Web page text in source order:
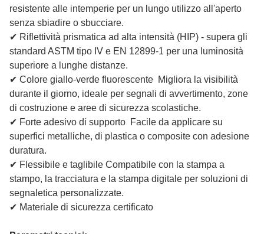
resistente alle intemperie per un lungo utilizzo all'aperto
senza sbiadire o sbucciare.
✔ Riflettività prismatica ad alta intensità (HIP) - supera gli
standard ASTM tipo IV e EN 12899-1 per una luminosità
superiore a lunghe distanze.
✔ Colore giallo-verde fluorescente ️ Migliora la visibilità
durante il giorno, ideale per segnali di avvertimento, zone
di costruzione e aree di sicurezza scolastiche.
✔ Forte adesivo di supporto ️ Facile da applicare su
superfici metalliche, di plastica o composite con adesione
duratura.
✔ Flessibile e taglibile Compatibile con la stampa a
stampo, la tracciatura e la stampa digitale per soluzioni di
segnaletica personalizzate.
✔ Materiale di sicurezza certificato